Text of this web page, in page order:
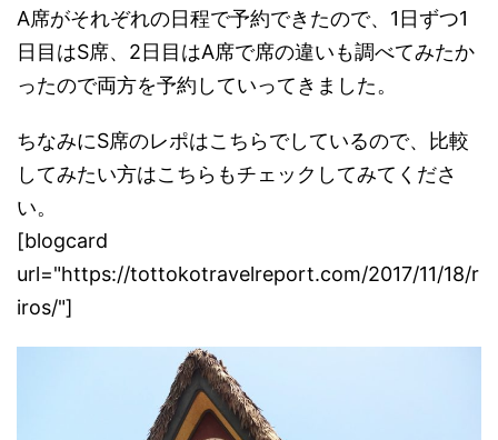
A席がそれぞれの日程で予約できたので、1日ずつ1
日目はS席、2日目はA席で席の違いも調べてみたか
ったので両方を予約していってきました。
ちなみにS席のレポはこちらでしているので、比較
してみたい方はこちらもチェックしてみてくださ
い。
[blogcard
url="https://tottokotravelreport.com/2017/11/18/r
iros/"]